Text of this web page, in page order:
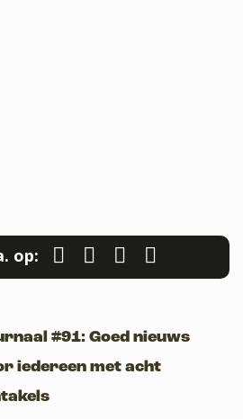
op:
#91: Goed nieuws
iedereen met acht